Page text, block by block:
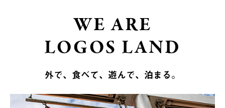
WE ARE
LOGOS LAND
外で、食べて、遊んで、泊まる。